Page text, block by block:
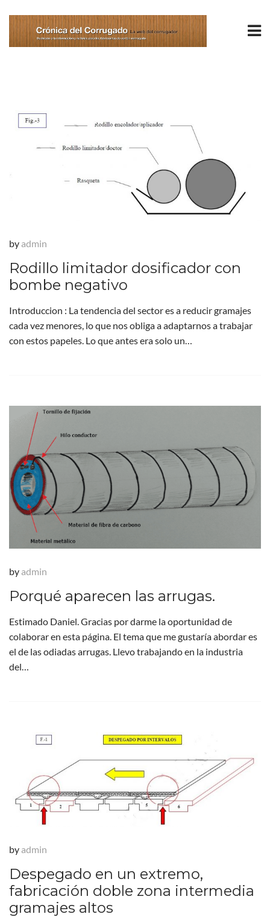
by admin
Rodillo limitador dosificador con
bombe negativo
Introduccion : La tendencia del sector es a reducir gramajes
cada vez menores, lo que nos obliga a adaptarnos a trabajar
con estos papeles. Lo que antes era solo un…
by admin
Porqué aparecen las arrugas.
Estimado Daniel. Gracias por darme la oportunidad de
colaborar en esta página. El tema que me gustaría abordar es
el de las odiadas arrugas. Llevo trabajando en la industria
del…
by admin
Despegado en un extremo,
fabricación doble zona intermedia
gramajes altos